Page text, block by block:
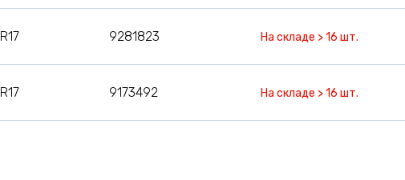
9281823 На складе > 16 шт.
9173492 На складе > 16 шт.